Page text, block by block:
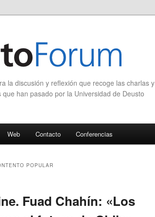
la discusión y reflexión que recoge las charlas y
han pasado por la Universidad de Deusto
Web Contacto Conferencias
POPULAR
Fuad Chahín: «Los